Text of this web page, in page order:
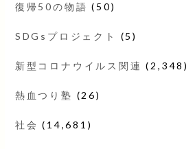
復帰50の物語 (50)
SDGsプロジェクト (5)
新型コロナウイルス関連 (2,348)
熱血つり塾 (26)
社会 (14,681)